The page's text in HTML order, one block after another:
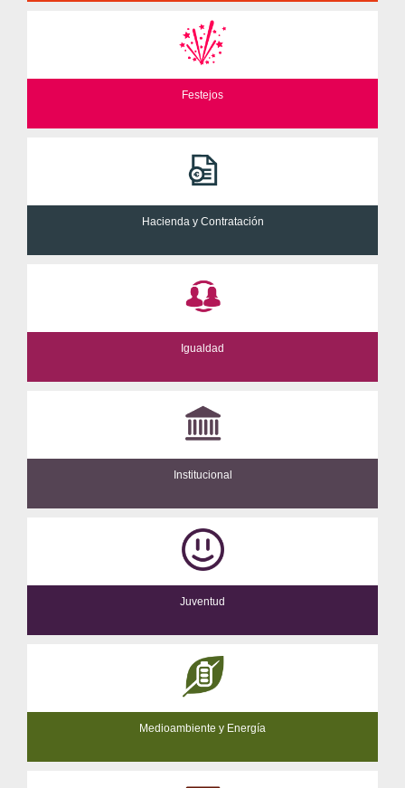
Festejos
Hacienda y Contratación
Igualdad
Institucional
Juventud
Medioambiente y Energía